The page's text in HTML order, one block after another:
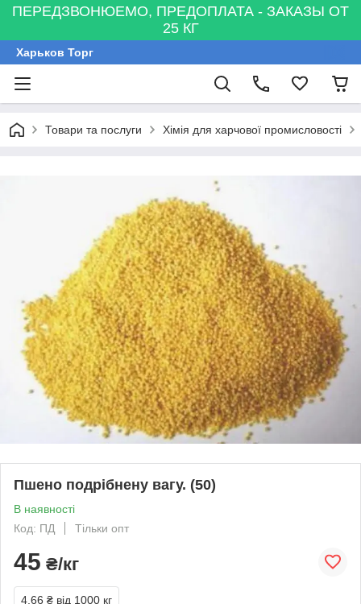
ПЕРЕДЗВОНЮЕМО, ПРЕДОПЛАТА - ЗАКАЗЫ ОТ
25 КГ
Харьков Торг
Товари та послуги Хімія для харчової промисловості
Пшено подрібнену вагу. (50)
В наявності
Код: ПД
Тільки опт
45 ₴/кг
4,66 ₴ від 1000 кг